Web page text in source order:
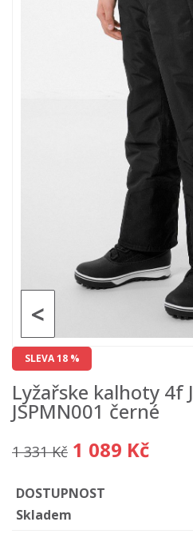
<
SLEVA 18 %
Lyžařske kalhoty 4f
JSPMN001 černé
1 331 Kč 1 089 Kč
DOSTUPNOST
Skladem